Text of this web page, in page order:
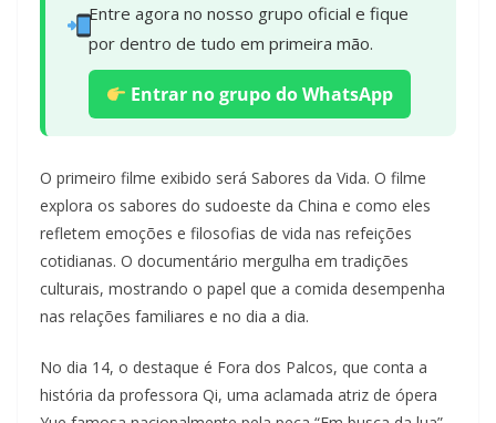
Entre agora no nosso grupo oficial e fique
por dentro de tudo em primeira mão.
Entrar no grupo do WhatsApp
O primeiro filme exibido será Sabores da Vida. O filme
explora os sabores do sudoeste da China e como eles
refletem emoções e filosofias de vida nas refeições
cotidianas. O documentário mergulha em tradições
culturais, mostrando o papel que a comida desempenha
nas relações familiares e no dia a dia.
No dia 14, o destaque é Fora dos Palcos, que conta a
história da professora Qi, uma aclamada atriz de ópera